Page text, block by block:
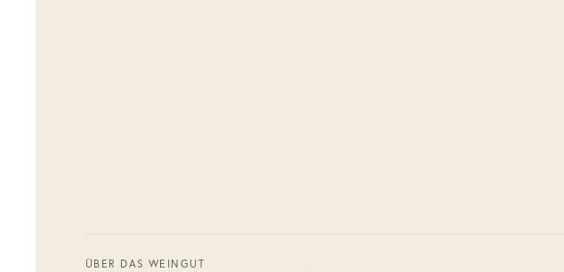
ÜBER DAS WEINGUT